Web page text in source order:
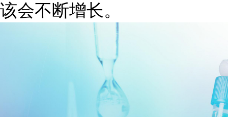
该会不断增长。